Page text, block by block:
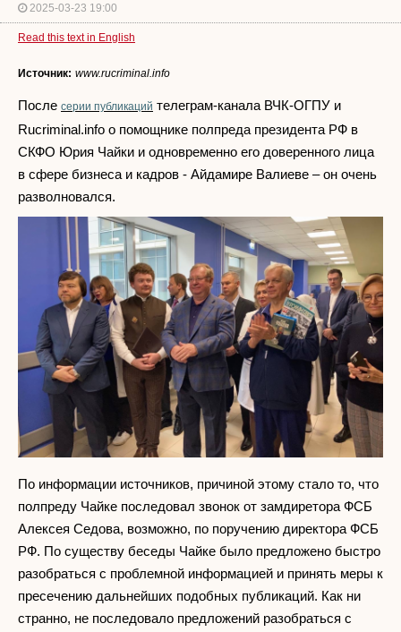
2025-03-23 19:00
Read this text in English
Источник: www.rucriminal.info
После серии публикаций телеграм-канала ВЧК-ОГПУ и
Rucriminal.info о помощнике полпреда президента РФ в
СКФО Юрия Чайки и одновременно его доверенного лица
в сфере бизнеса и кадров - Айдамире Валиеве – он очень
разволновался.
По информации источников, причиной этому стало то, что
полпреду Чайке последовал звонок от замдиретора ФСБ
Алексея Седова, возможно, по поручению директора ФСБ
РФ. По существу беседы Чайке было предложено быстро
разобраться с проблемной информацией и принять меры к
пресечению дальнейших подобных публикаций. Как ни
странно, не последовало предложений разобраться с